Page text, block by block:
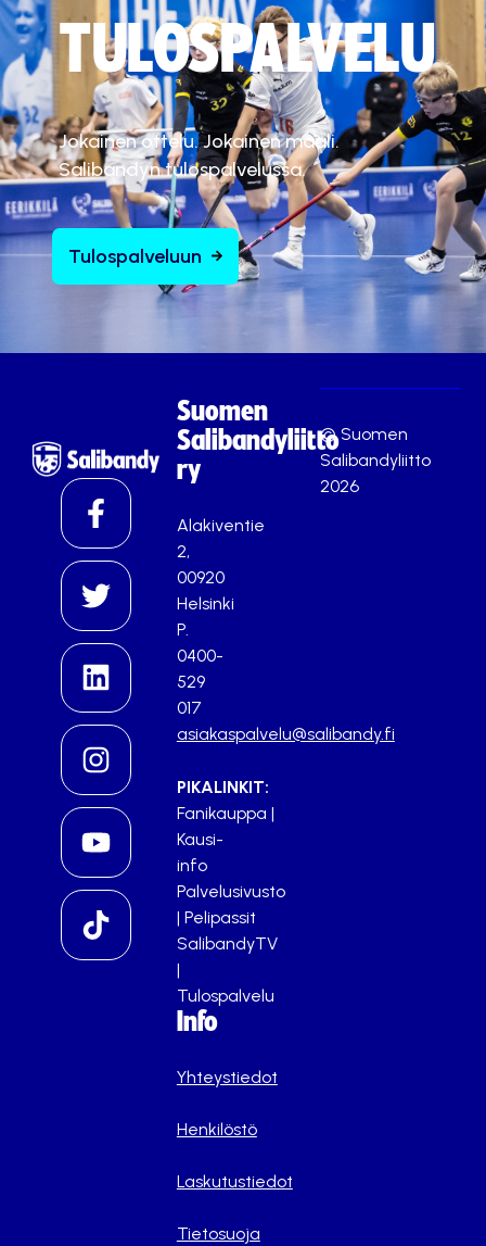
TULOSPALVELU
Jokainen ottelu. Jokainen maali.
Salibandyn tulospalvelussa.
Tulospalveluun
Suomen
Salibandyliitto
ry
Alakiventie
2,
00920
Helsinki
P.
0400-
529
017
asiakaspalvelu@salibandy.fi
PIKALINKIT:
Fanikauppa |
Kausi-
info
Palvelusivusto
| Pelipassit
SalibandyTV
|
Tulospalvelu
Info
Yhteystiedot
Henkilöstö
Laskutustiedot
Tietosuoja
© Suomen
Salibandyliitto
2026